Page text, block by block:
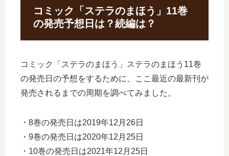
コミック「ステラのまほう」11巻
の発売予想日は？続編は？
コミック「ステラのまほう」ステラのまほう11巻
の発売日の予想をするために、ここ最近の最新刊が
発売されるまでの周期を調べてみました。
・8巻の発売日は2019年12月26日
・9巻の発売日は2020年12月25日
・10巻の発売日は2021年12月25日